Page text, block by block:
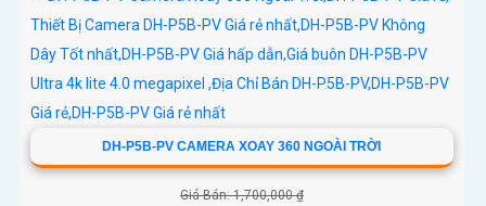
DH-P5B-PV CAMERA XOAY 360 NGOÀI TRỜI
Giá Bán: 1,700,000 ₫